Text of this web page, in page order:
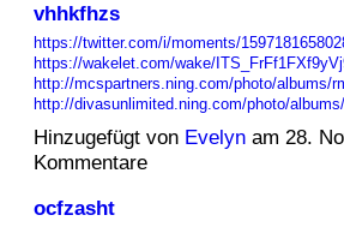
vhhkfhzs
https://twitter.com/i/moments/
https://wakelet.com/wake/
http://mcspartners.ning.com/photo/albums/
http://divasunlimited.ning.com/photo/
Hinzugefügt von Evelynam 28.
Kommentare
ocfzasht